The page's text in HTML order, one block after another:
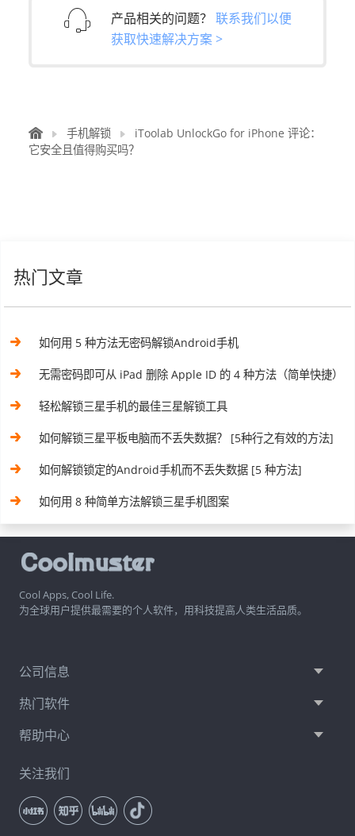
产品相关的问题？ 联系我们以便
获取快速解决方案 >
手机解锁
iToolab UnlockGo for iPhone 评论：
它安全且值得购买吗？
热门文章
如何用 5 种方法无密码解锁Android手机
无需密码即可从 iPad 删除 Apple ID 的 4 种方法（简单快捷）
轻松解锁三星手机的最佳三星解锁工具
如何解锁三星平板电脑而不丢失数据？ [5种行之有效的方法]
如何解锁锁定的Android手机而不丢失数据 [5 种方法]
如何用 8 种简单方法解锁三星手机图案
Cool Apps, Cool Life.
为全球用户提供最需要的个人软件，用科技提高人类生活品质。
公司信息
热门软件
帮助中心
关注我们